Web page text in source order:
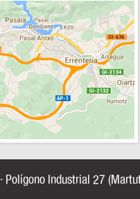
· Polígono Industrial 27